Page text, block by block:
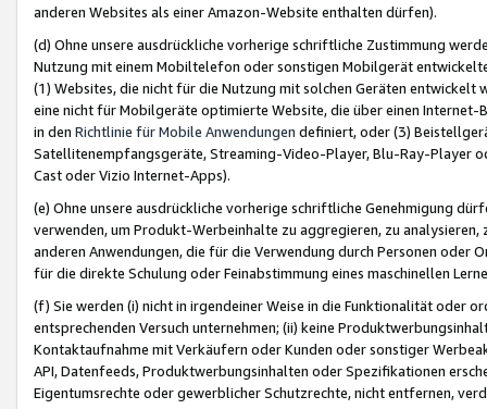
anderen Websites als einer Amazon-Website enthalten dürfen).
(d) Ohne unsere ausdrückliche vorherige schriftliche Zustimmung
Nutzung mit einem Mobiltelefon oder sonstigen Mobilgerät
(1) Websites, die nicht für die Nutzung mit solchen Geräten
eine nicht für Mobilgeräte optimierte Website, die über einen
in den Richtlinie für Mobile Anwendungen definiert, oder (3)
Satellitenempfangsgeräte, Streaming-Video-Player, Blu-Ray-Player
Cast oder Vizio Internet-Apps).
(e) Ohne unsere ausdrückliche vorherige schriftliche Genehmigung
verwenden, um Produkt-Werbeinhalte zu aggregieren, zu
anderen Anwendungen, die für die Verwendung durch Personen
für die direkte Schulung oder Feinabstimmung eines maschinellen
(f) Sie werden (i) nicht in irgendeiner Weise in die Funktionalität oder
entsprechenden Versuch unternehmen; (ii) keine
Kontaktaufnahme mit Verkäufern oder Kunden oder sonstiger
API, Datenfeeds, Produktwerbungsinhalten oder Spezifikationen
Eigentumsrechte oder gewerblicher Schutzrechte, nicht entfernen,